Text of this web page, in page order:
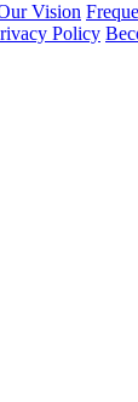
Vision
Policy